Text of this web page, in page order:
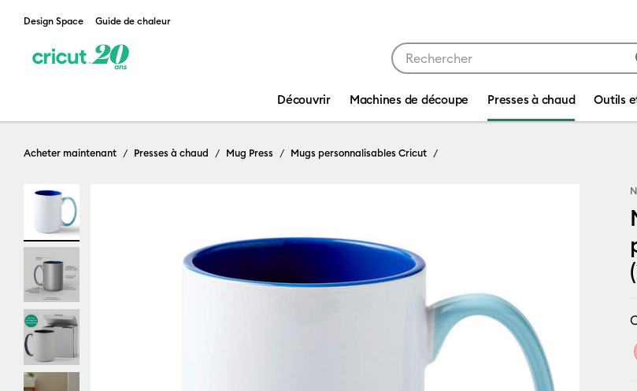
Design Space Guide de chaleur
Découvrir Machines de découpe Presses à chaud Outils
Acheter maintenant Presses à chaud Mug Press Mugs personnalisables Cricut